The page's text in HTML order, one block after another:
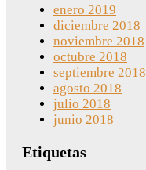
enero 2019
diciembre 2018
noviembre 2018
octubre 2018
septiembre 2018
agosto 2018
julio 2018
junio 2018
Etiquetas